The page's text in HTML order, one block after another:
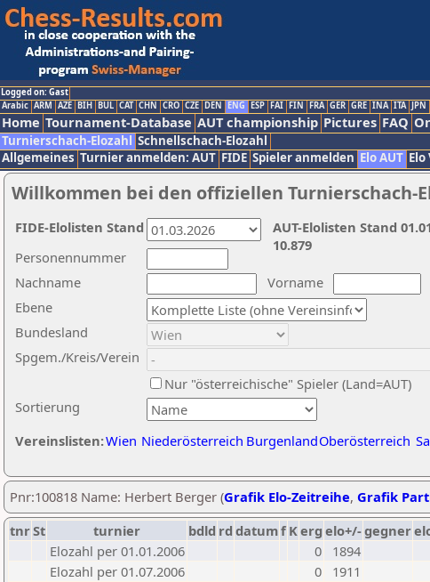
Logged on: Gast
Arabic ARM AZE BIH BUL CAT CHN CRO CZE DEN ENG ESP FAI FIN FRA GER GRE INA ITA JPN
Home Tournament-Database AUT championship Pictures FAQ
Turnierschach-Elozahl Schnellschach-Elozahl
Allgemeines Turnier anmelden: AUT FIDE Spieler anmelden Elo AUT
Willkommen bei den offiziellen Turnierschach-
Nachname
Vorname
Ebene
Sortierung
Personennummer
Bundesland
Spgem./Kreis/Verein
Nur "österreichische" Spieler (Land=AUT)
Vereinslisten:Wien Niederösterreich BurgenlandOberösterreich
AUT-Elolisten Stand
10.879
FIDE-Elolisten Stand
Pnr:100818 Name: Herbert Berger (Grafik Elo-Zeitreihe, Grafik
tnrSt turnier bdld rd datumf Kerg elo+/-gegner
Elozahl per 01.01.2006
0
1894
Elozahl per 01.07.2006
0
1911